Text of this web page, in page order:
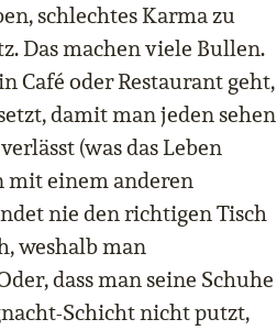
schlechtes Karma zu
Das machen viele Bullen.
Café oder Restaurant geht,
damit man jeden sehen
(was das Leben
mit einem anderen
nie den richtigen Tisch
weshalb man
dass man seine Schuhe
Schicht nicht putzt,